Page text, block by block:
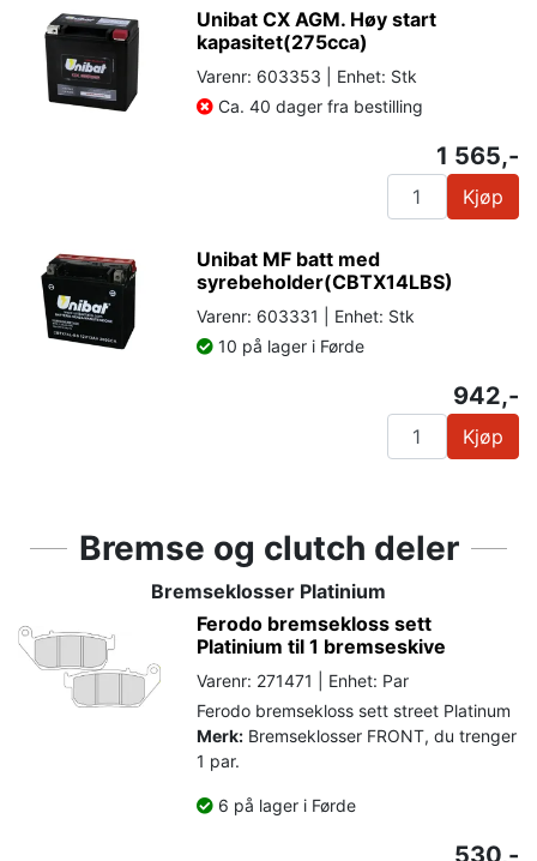
Unibat CX AGM. Høy start
kapasitet(275cca)
Varenr: 603353 | Enhet: Stk
Ca. 40 dager fra bestilling
1 565,-
Kjøp
Unibat MF batt med
syrebeholder(CBTX14LBS)
Varenr: 603331 | Enhet: Stk
10 på lager i Førde
942,-
Kjøp
Bremse og clutch deler
Bremseklosser Platinium
Ferodo bremsekloss sett
Platinium til 1 bremseskive
Varenr: 271471 | Enhet: Par
Ferodo bremsekloss sett street Platinum
Merk: Bremseklosser FRONT, du trenger
1 par.
6 på lager i Førde
530,-